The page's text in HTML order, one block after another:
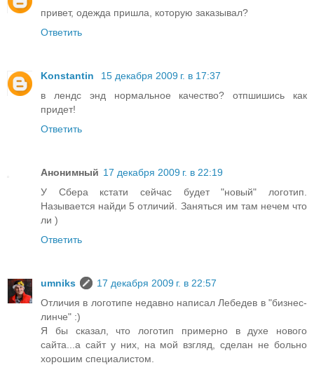
привет, одежда пришла, которую заказывал?
Ответить
Konstantin
15 декабря 2009 г. в 17:37
в лендс энд нормальное качество? отпшишись как
придет!
Ответить
Анонимный 17 декабря 2009 г. в 22:19
У Сбера кстати сейчас будет "новый" логотип.
Называется найди 5 отличий. Заняться им там нечем что
ли )
Ответить
umniks
17 декабря 2009 г. в 22:57
Отличия в логотипе недавно написал Лебедев в "бизнес-
линче" :)
Я бы сказал, что логотип примерно в духе нового
сайта...а сайт у них, на мой взгляд, сделан не больно
хорошим специалистом.